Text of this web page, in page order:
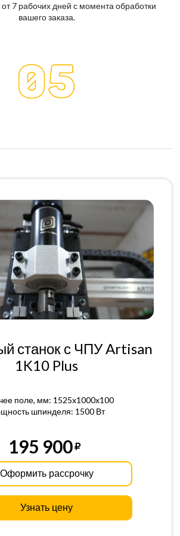
7 рабочих дней с момента обработки
вашего заказа.
станок с ЧПУ Artisan
1K10 Plus
поле, мм: 1525x1000x100
шпинделя: 1500 Вт
195 900
Оформить рассрочку
Узнать цену